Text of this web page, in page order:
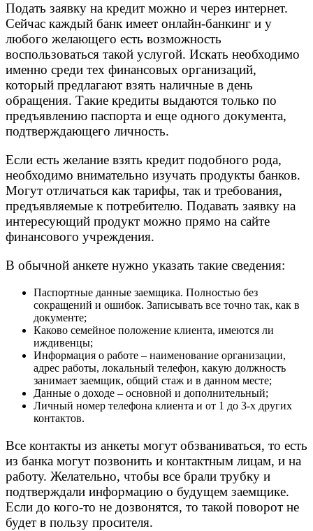
Подать заявку на кредит можно и через интернет.
Сейчас каждый банк имеет онлайн-банкинг и у
любого желающего есть возможность
воспользоваться такой услугой. Искать необходимо
именно среди тех финансовых организаций,
который предлагают взять наличные в день
обращения. Такие кредиты выдаются только по
предъявлению паспорта и еще одного документа,
подтверждающего личность.
Если есть желание взять кредит подобного рода,
необходимо внимательно изучать продукты банков.
Могут отличаться как тарифы, так и требования,
предъявляемые к потребителю. Подавать заявку на
интересующий продукт можно прямо на сайте
финансового учреждения.
В обычной анкете нужно указать такие сведения:
Паспортные данные заемщика. Полностью без
сокращений и ошибок. Записывать все точно так, как в
документе;
Каково семейное положение клиента, имеются ли
иждивенцы;
Информация о работе – наименование организации,
адрес работы, локальный телефон, какую должность
занимает заемщик, общий стаж и в данном месте;
Данные о доходе – основной и дополнительный;
Личный номер телефона клиента и от 1 до 3-х других
контактов.
Все контакты из анкеты могут обзваниваться, то есть
из банка могут позвонить и контактным лицам, и на
работу. Желательно, чтобы все брали трубку и
подтверждали информацию о будущем заемщике.
Если до кого-то не дозвонятся, то такой поворот не
будет в пользу просителя.